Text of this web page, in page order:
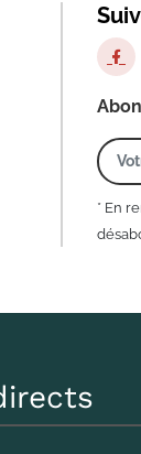
* En